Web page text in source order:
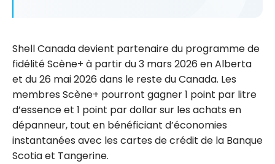
Shell Canada devient partenaire du programme de
fidélité Scène+ à partir du 3 mars 2026 en Alberta
et du 26 mai 2026 dans le reste du Canada. Les
membres Scène+ pourront gagner 1 point par litre
d’essence et 1 point par dollar sur les achats en
dépanneur, tout en bénéficiant d’économies
instantanées avec les cartes de crédit de la Banque
Scotia et Tangerine.